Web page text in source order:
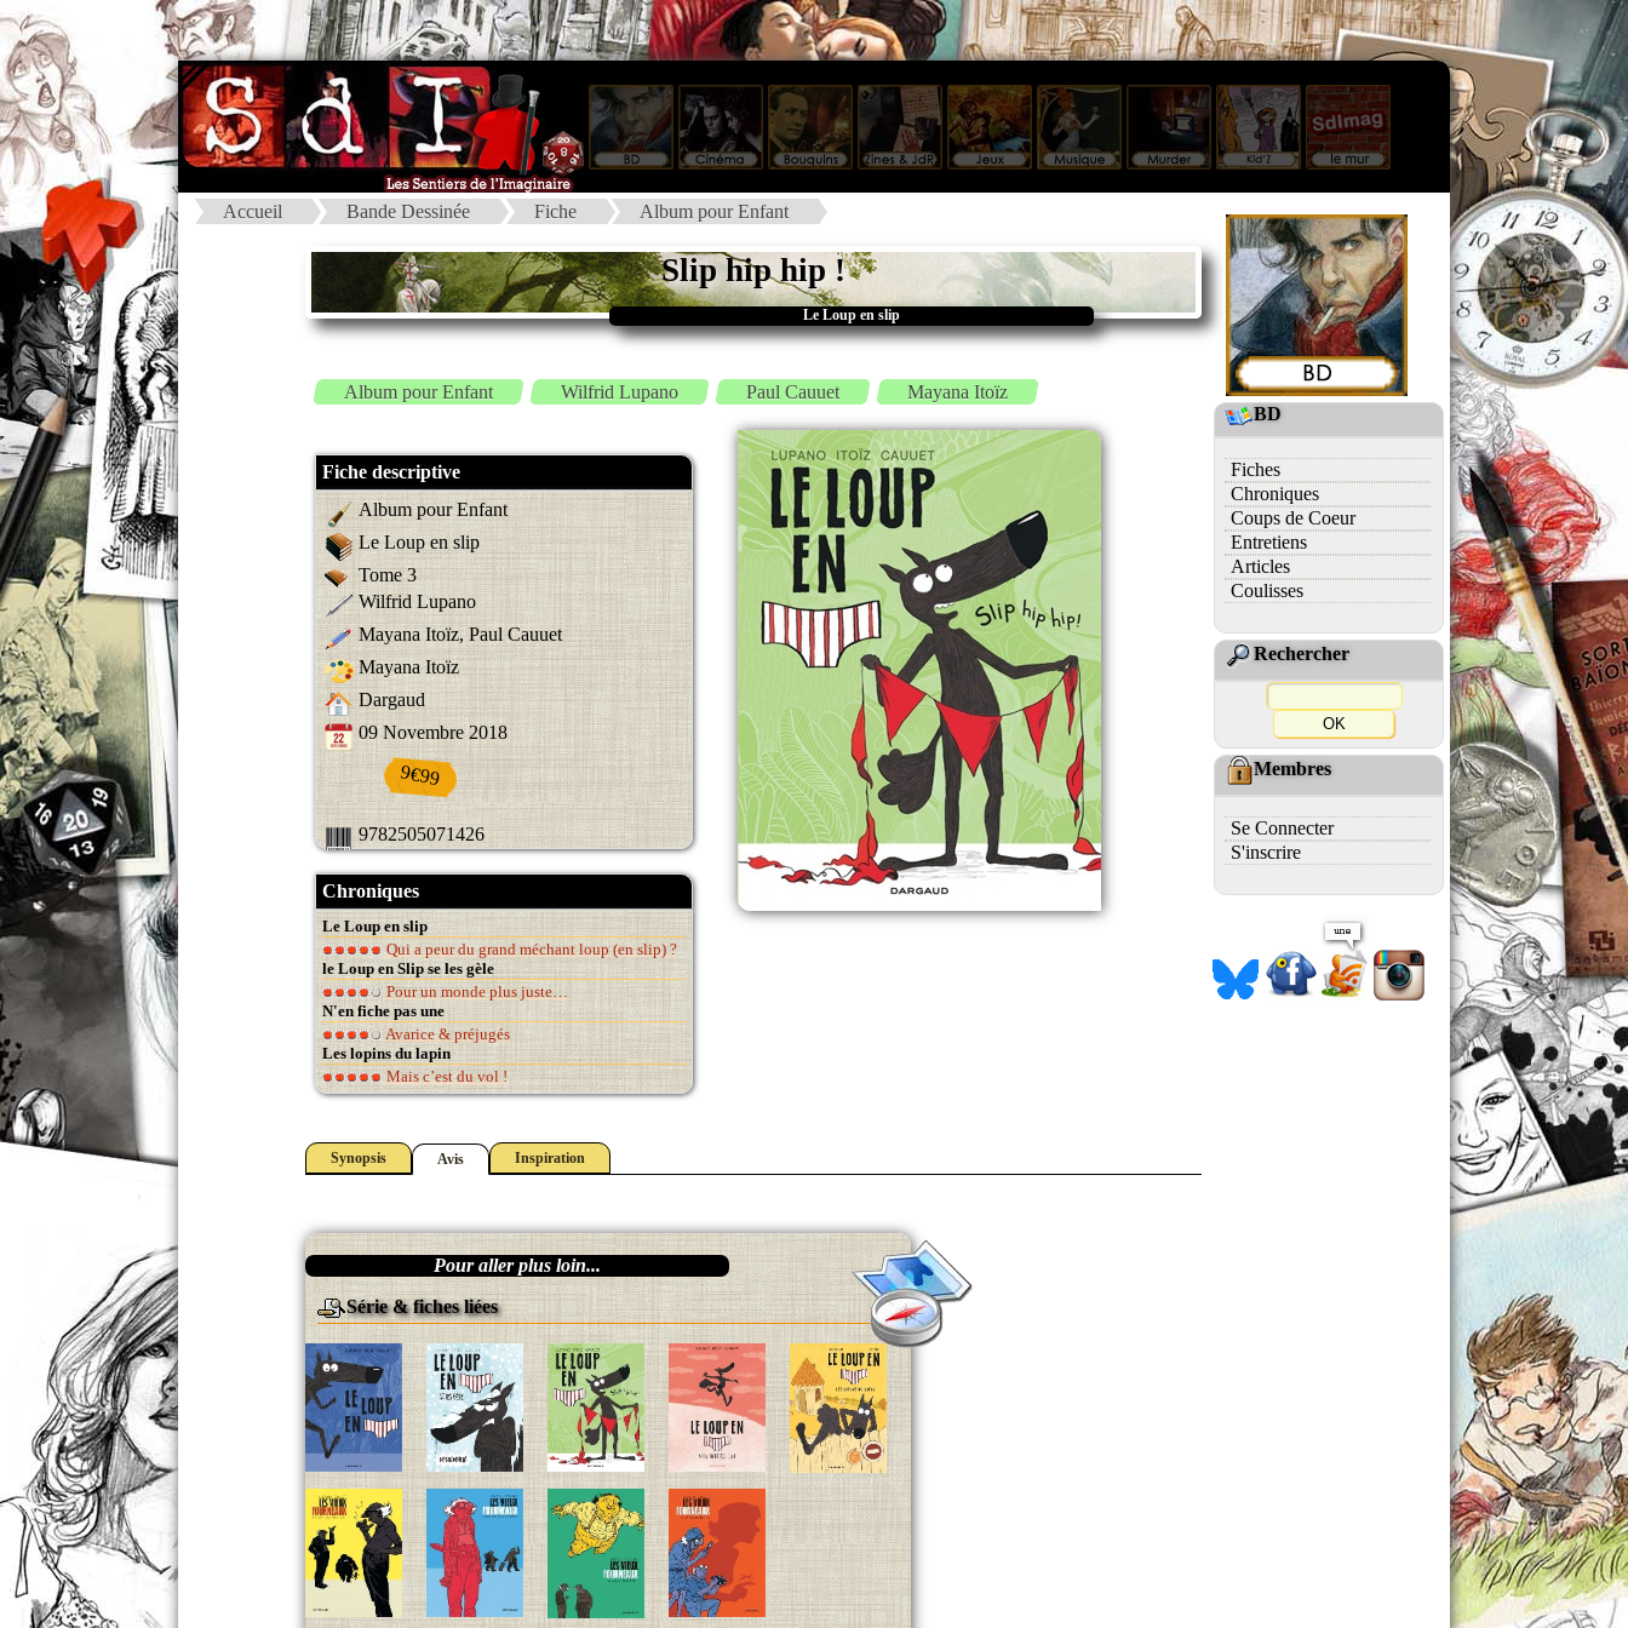
Accueil Bande Dessinée Fiche Album pour Enfant
Slip hip hip !
Le Loup en slip
Album pour Enfant Wilfrid Lupano Paul Cauuet Mayana Itoïz
Fiche descriptive
Album pour Enfant
Le Loup en slip
Tome 3
Wilfrid Lupano
Mayana Itoïz, Paul Cauuet
Mayana Itoïz
Dargaud
09 Novembre 2018
9€99
9782505071426
Chroniques
Le Loup en slip
Qui a peur du grand méchant loup (en slip) ?
le Loup en Slip se les gèle
Pour un monde plus juste…
N'en fiche pas une
Avarice & préjugés
Les lopins du lapin
Mais c’est du vol !
Synopsis Avis Inspiration
Pour aller plus loin...
Série & fiches liées
BD
Fiches
Chroniques
Coups de Coeur
Entretiens
Articles
Coulisses
Rechercher
Membres
Se Connecter
S'inscrire